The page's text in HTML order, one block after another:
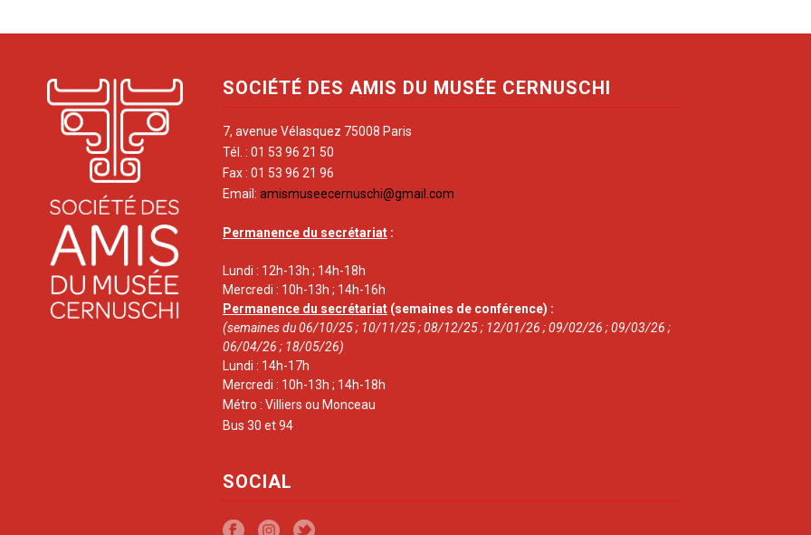
SOCIÉTÉ DES AMIS DU MUSÉE CERNUSCHI
7, avenue Vélasquez 75008 Paris
Tél. : 01 53 96 21 50
Fax : 01 53 96 21 96
Email: amismuseecernuschi@gmail.com
Permanence du secrétariat :
Lundi : 12h-13h ; 14h-18h
Mercredi : 10h-13h ; 14h-16h
Permanence du secrétariat (semaines de conférence) :
(semaines du 06/10/25 ; 10/11/25 ; 08/12/25 ; 12/01/26 ; 09/02/26 ; 09/03/26 ;
06/04/26 ; 18/05/26)
Lundi : 14h-17h
Mercredi : 10h-13h ; 14h-18h
Métro : Villiers ou Monceau
Bus 30 et 94
SOCIAL